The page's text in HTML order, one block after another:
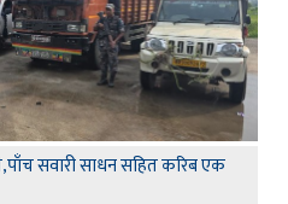
सवारी साधन सहित करिब एक